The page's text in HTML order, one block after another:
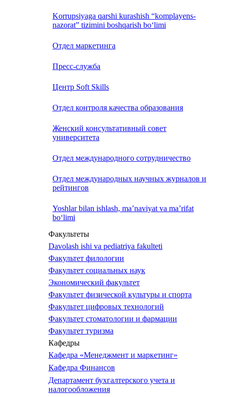
Korrupsiyaga qarshi kurashish “komplayens-
nazorat” tizimini boshqarish bo‘limi
Отдел маркетинга
Пресс-служба
Центр Soft Skills
Отдел контроля качества образования
Женский консультативный совет
университета
Отдел международного сотрудничество
Отдел международных научных журналов и
рейтингов
Yoshlar bilan ishlash, ma’naviyat va ma’rifat
bo‘limi
Факультеты
Davolash ishi va pediatriya fakulteti
Факультет филологии
Факультет социальных наук
Экономический факультет
Факультет физической культуры и спорта
Факультет цифровых технологий
Факультет стоматологии и фармации
Факультет туризма
Кафедры
Кафедра «Менеджмент и маркетинг»
Кафедра Финансов
Департамент бухгалтерского учета и
налогообложения